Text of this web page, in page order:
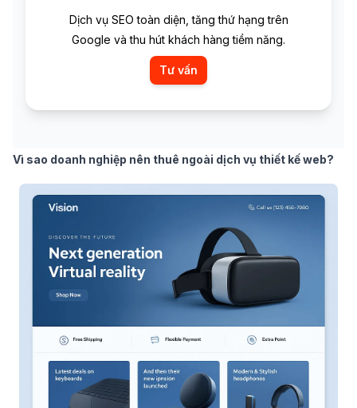
Dịch vụ SEO toàn diện, tăng thứ hạng trên
Google và thu hút khách hàng tiềm năng.
Tư vấn
Vì sao doanh nghiệp nên thuê ngoài dịch vụ thiết kế web?